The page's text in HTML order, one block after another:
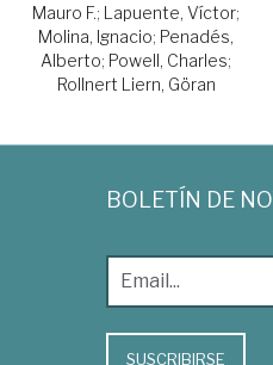
Mauro F.; Lapuente, Víctor;
Molina, Ignacio; Penadés,
Alberto; Powell, Charles;
Rollnert Liern, Göran
BOLETÍN DE
SUSCRIBIRSE